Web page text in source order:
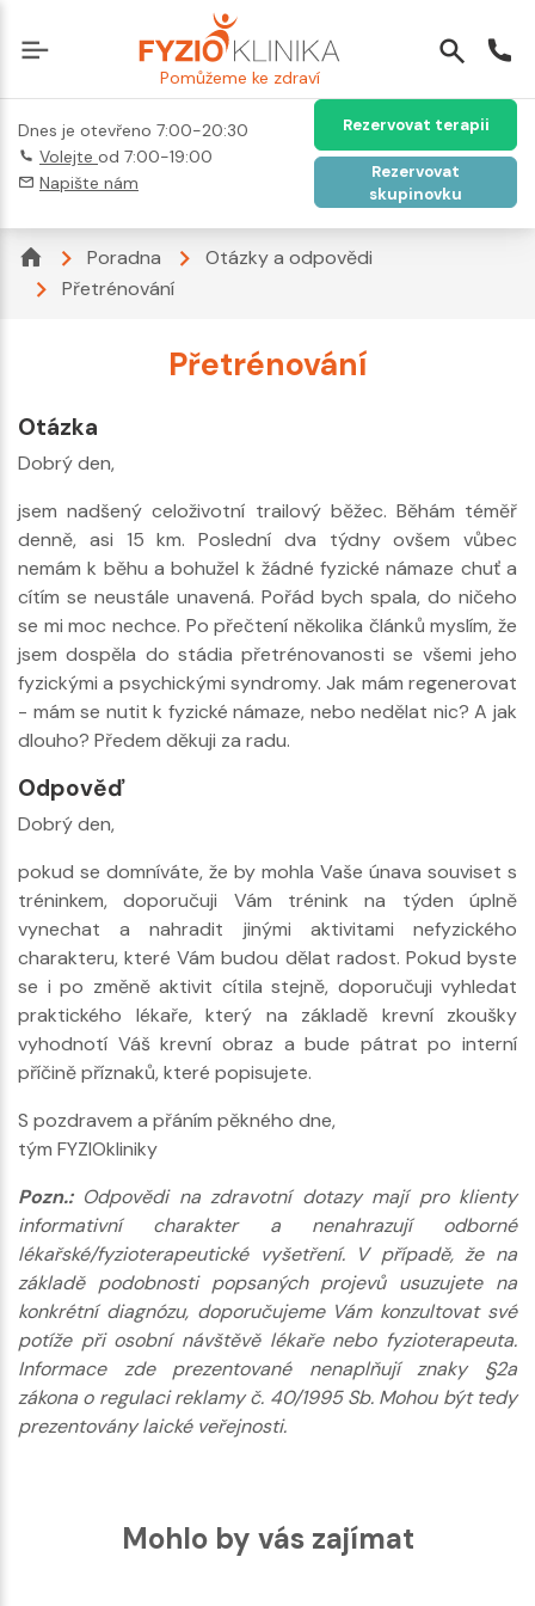
Pomůžeme ke zdraví
Dnes je otevřeno 7:00-20:30
Volejte od 7:00-19:00
Napište nám
Rezervovat terapii
Rezervovat
skupinovku
Poradna
Otázky a odpovědi
Přetrénování
Přetrénování
Otázka
Dobrý den,
jsem nadšený celoživotní trailový běžec. Běhám téměř
denně, asi 15 km. Poslední dva týdny ovšem vůbec
nemám k běhu a bohužel k žádné fyzické námaze chuť a
cítím se neustále unavená. Pořád bych spala, do ničeho
se mi moc nechce. Po přečtení několika článků myslím, že
jsem dospěla do stádia přetrénovanosti se všemi jeho
fyzickými a psychickými syndromy. Jak mám regenerovat
- mám se nutit k fyzické námaze, nebo nedělat nic? A jak
dlouho? Předem děkuji za radu.
Odpověď
Dobrý den,
pokud se domníváte, že by mohla Vaše únava souviset s
tréninkem, doporučuji Vám trénink na týden úplně
vynechat a nahradit jinými aktivitami nefyzického
charakteru, které Vám budou dělat radost. Pokud byste
se i po změně aktivit cítila stejně, doporučuji vyhledat
praktického lékaře, který na základě krevní zkoušky
vyhodnotí Váš krevní obraz a bude pátrat po interní
příčině příznaků, které popisujete.
S pozdravem a přáním pěkného dne,
tým FYZIOkliniky
Pozn.:Odpovědi na zdravotní dotazy mají pro klienty
informativní charakter a nenahrazují odborné
lékařské/fyzioterapeutické vyšetření. V případě, že na
základě podobnosti popsaných projevů usuzujete na
konkrétní diagnózu, doporučujeme Vám konzultovat své
potíže při osobní návštěvě lékaře nebo fyzioterapeuta.
Informace zde prezentované nenaplňují znaky §2a
zákona o regulaci reklamy č. 40/1995 Sb. Mohou být tedy
prezentovány laické veřejnosti.
Mohlo by vás zajímat